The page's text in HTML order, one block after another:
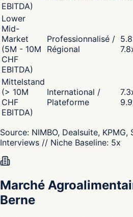
EBITDA)
Lower
Mid-
Market
(5M - 10M
CHF
EBITDA)
Professionnalisé /
Régional
Mittelstand
(> 10M
CHF
EBITDA)
International /
Plateforme
Source: NIMBO, Dealsuite,
Interviews // Niche Baseline: 5x
Marché
Berne